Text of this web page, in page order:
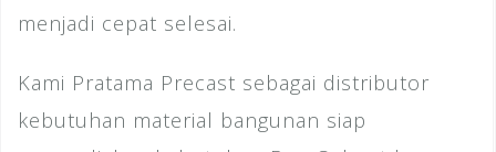
menjadi cepat selesai.
Kami Pratama Precast sebagai distributor
kebutuhan material bangunan siap